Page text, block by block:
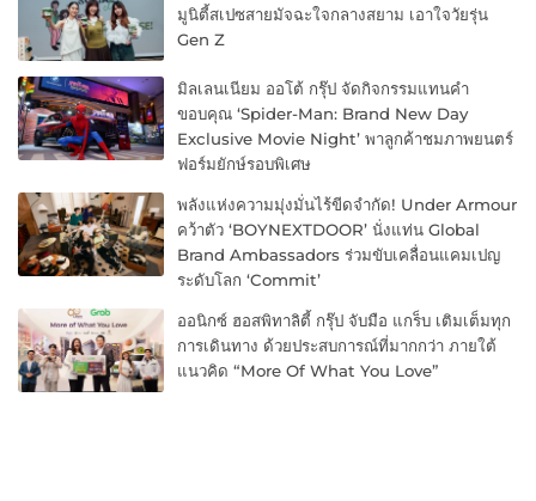
มูนิตี้สเปซสายมัจฉะใจกลางสยาม เอาใจวัยรุ่น
Gen Z
มิลเลนเนียม ออโต้ กรุ๊ป จัดกิจกรรมแทนคำ
ขอบคุณ ‘Spider-Man: Brand New Day
Exclusive Movie Night’ พาลูกค้าชมภาพยนตร์
ฟอร์มยักษ์รอบพิเศษ
พลังแห่งความมุ่งมั่นไร้ขีดจำกัด! Under Armour
คว้าตัว ‘BOYNEXTDOOR’ นั่งแท่น Global
Brand Ambassadors ร่วมขับเคลื่อนแคมเปญ
ระดับโลก ‘Commit’
ออนิกซ์ ฮอสพิทาลิตี้ กรุ๊ป จับมือ แกร็บ เติมเต็มทุก
การเดินทาง ด้วยประสบการณ์ที่มากกว่า ภายใต้
แนวคิด “More Of What You Love”